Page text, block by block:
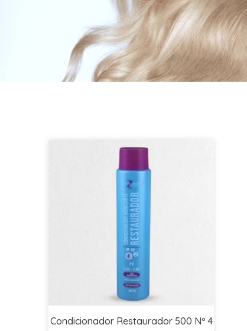
Condicionador Restaurador 500 Nº 4